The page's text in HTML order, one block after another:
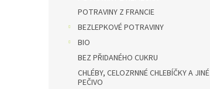
POTRAVINY Z FRANCIE
BEZLEPKOVÉ POTRAVINY
BIO
BEZ PŘIDANÉHO CUKRU
CHLÉBY, CELOZRNNÉ CHLEBÍČKY A JINÉ
PEČIVO